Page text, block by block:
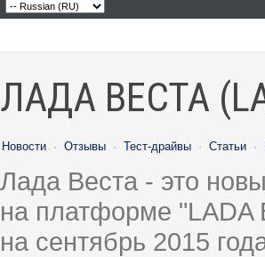
ЛАДА ВЕСТА
Новости · Отзывы · Тест-драйвы · Статьи ·
Лада Веста - это
на платформе "LADA
на сентябрь 2015